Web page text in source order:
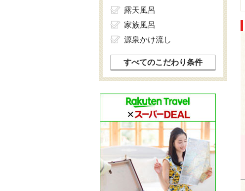
露天風呂
家族風呂
源泉かけ流し
すべてのこだわり条件